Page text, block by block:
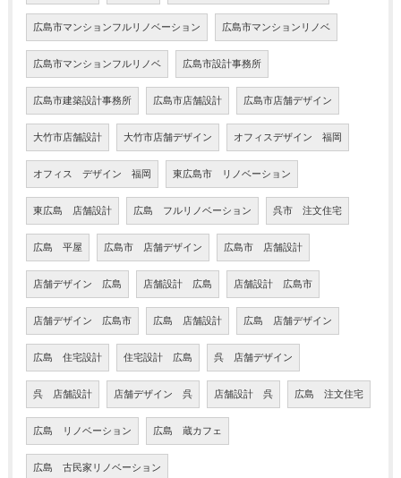
広島市マンションフルリノベーション 広島市マンションリノベ
広島市マンションフルリノベ 広島市設計事務所
広島市建築設計事務所 広島市店舗設計 広島市店舗デザイン
大竹市店舗設計 大竹市店舗デザイン オフィスデザイン 福岡
オフィス デザイン 福岡 東広島市 リノベーション
東広島 店舗設計 広島 フルリノベーション 呉市 注文住宅
広島 平屋 広島市 店舗デザイン 広島市 店舗設計
店舗デザイン 広島 店舗設計 広島 店舗設計 広島市
店舗デザイン 広島市 広島 店舗設計 広島 店舗デザイン
広島 住宅設計 住宅設計 広島 呉 店舗デザイン
呉 店舗設計 店舗デザイン 呉 店舗設計 呉 広島 注文住宅
広島 リノベーション 広島 蔵カフェ
広島 古民家リノベーション